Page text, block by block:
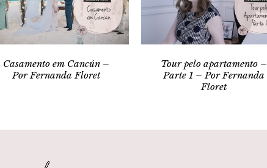
Casamento em Cancún –
Por Fernanda Floret
Tour pelo apartamento –
Parte 1 – Por Fernanda
Floret